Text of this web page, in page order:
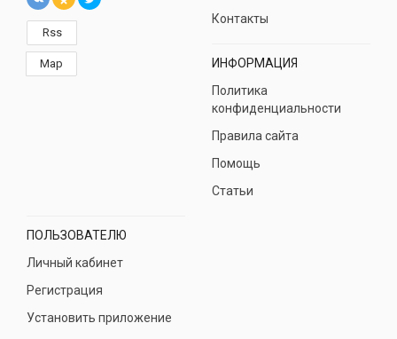
Rss
Map
Контакты
ИНФОРМАЦИЯ
Политика
конфиденциальности
Правила сайта
Помощь
Статьи
ПОЛЬЗОВАТЕЛЮ
Личный кабинет
Регистрация
Установить приложение